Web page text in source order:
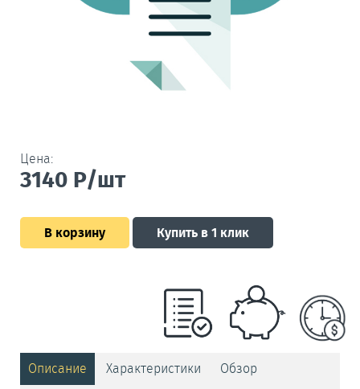
Цена:
3140 Р/шт
В корзину Купить в 1 клик
Описание Характеристики Обзор